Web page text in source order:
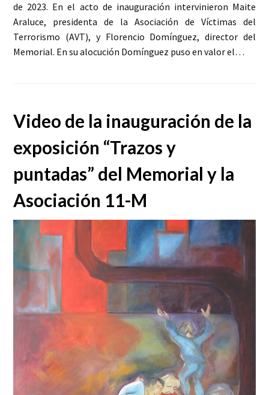
de 2023. En el acto de inauguración intervinieron Maite
Araluce, presidenta de la Asociación de Víctimas del
Terrorismo (AVT), y Florencio Domínguez, director del
Memorial. En su alocución Domínguez puso en valor el…
Video de la inauguración de la
exposición “Trazos y
puntadas” del Memorial y la
Asociación 11-M